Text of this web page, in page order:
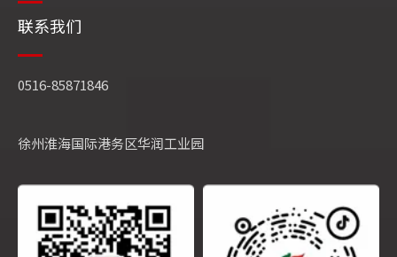
发电
联系我们
0516-85871846
徐州淮海国际港务区华润工业园